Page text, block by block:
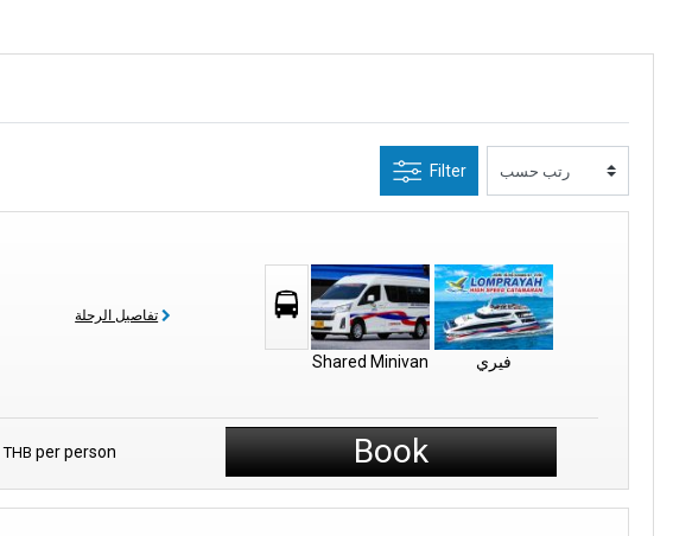
Filter
تفاصيل الرحلة
Shared Minivan فيري
THB per person Book